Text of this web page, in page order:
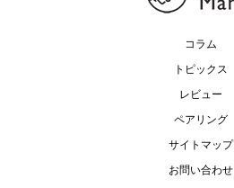
コラム
トピックス
レビュー
ペアリング
サイトマップ
お問い合わせ